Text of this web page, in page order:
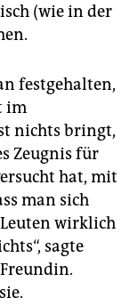
(wie in der
festgehalten,
im
nichts bringt,
Zeugnis für
hat, mit
man sich
wirklich
sagte